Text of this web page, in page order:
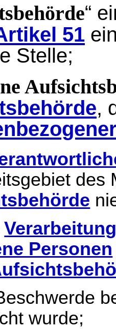
“
51
Stelle;
,
des
Personen
wurde;